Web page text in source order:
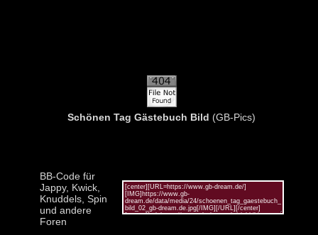
Schönen Tag Gästebuch Bild (GB-Pics)
BB-Code für
Jappy, Kwick,
Knuddels, Spin
und andere
Foren